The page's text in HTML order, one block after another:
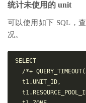
统计未使用的 unit
可以使用如下 SQL，
况。
SELECT
/*+
t1.UNIT_ID,